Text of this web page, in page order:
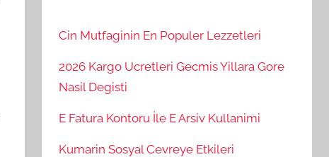
Cin Mutfaginin En Populer Lezzetleri
2026 Kargo Ucretleri Gecmis Yillara Gore
Nasil Degisti
E Fatura Kontoru İle E Arsiv Kullanimi
Kumarin Sosyal Cevreye Etkileri